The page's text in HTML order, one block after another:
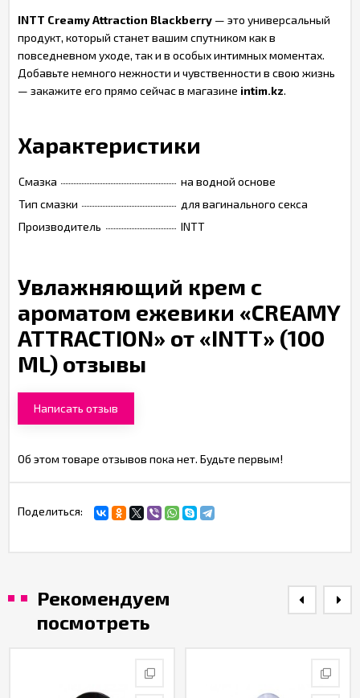
INTT Creamy Attraction Blackberry — это универсальный
продукт, который станет вашим спутником как в
повседневном уходе, так и в особых интимных моментах.
Добавьте немного нежности и чувственности в свою жизнь
— закажите его прямо сейчас в магазине intim.kz.
Характеристики
Смазка
на водной основе
Тип смазки
для вагинального секса
Производитель
INTT
Увлажняющий крем с
ароматом ежевики «CREAMY
ATTRACTION» от «INTT» (100
ML) отзывы
Написать отзыв
Об этом товаре отзывов пока нет. Будьте первым!
Поделиться:
Рекомендуем
посмотреть